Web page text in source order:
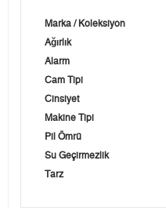
Marka / Koleksiyon
Ağırlık
Alarm
Cam Tipi
Cinsiyet
Makine Tipi
Pil Ömrü
Su Geçirmezlik
Tarz